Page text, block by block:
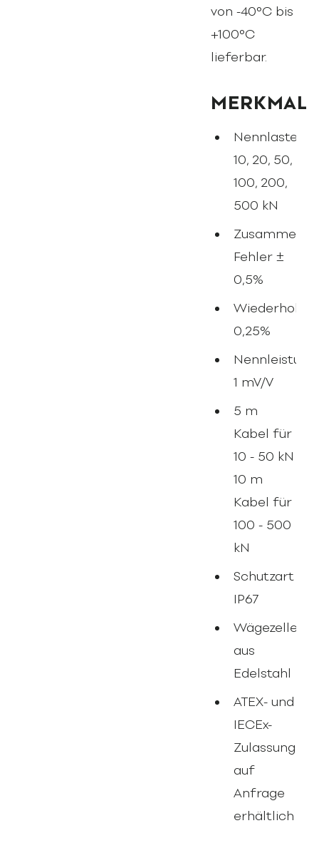
von -40°C bis
+100°C
lieferbar.
MERKMALE
Nennlasten
10, 20, 50,
100, 200,
500 kN
Fehler ±
0,5%
0,25%
Nennleistung
1 mV/V
5 m
Kabel für
10 - 50 kN
10 m
Kabel für
100 - 500
kN
Schutzart
IP67
Wägezelle
aus
Edelstahl
ATEX- und
IECEx-
Zulassung
auf
Anfrage
erhältlich